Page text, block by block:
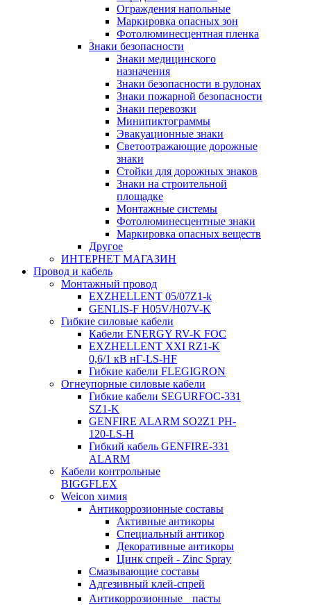
Ограждения напольные
Маркировка опасных зон
Фотолюминесцентная пленка
Знаки безопасности
Знаки медицинского
назначения
Знаки безопасности в рулонах
Знаки пожарной безопасности
Знаки перевозки
Минипиктограммы
Эвакуационные знаки
Светоотражающие дорожные
знаки
Стойки для дорожных знаков
Знаки на строительной
площадке
Монтажные системы
Фотолюминесцентные знаки
Маркировка опасных веществ
Другое
ИНТЕРНЕТ МАГАЗИН
Провод и кабель
Монтажный провод
EXZHELLENT 05/07Z1-k
GENLIS-F Н05V/H07V-K
Гибкие силовые кабели
Кабели ENERGY RV-K FOC
EXZHELLENT XXI RZ1-K
0,6/1 кВ нГ-LS-HF
Гибкие кабели FLEGIGRON
Огнеупорные силовые кабели
Гибкие кабели SEGURFOC-331
SZ1-K
GENFIRE ALARM SO2Z1 PH-
120-LS-H
Гибкий кабель GENFIRE-331
ALARM
Кабели контрольные
BIGGFLEX
Weicon химия
Антикоррозионные составы
Активные антикоры
Специальный антикор
Декоративные антикоры
Цинк спрей - Zinc Spray
Смазывающие составы
Адгезивный клей-спрей
Антикоррозионные пасты